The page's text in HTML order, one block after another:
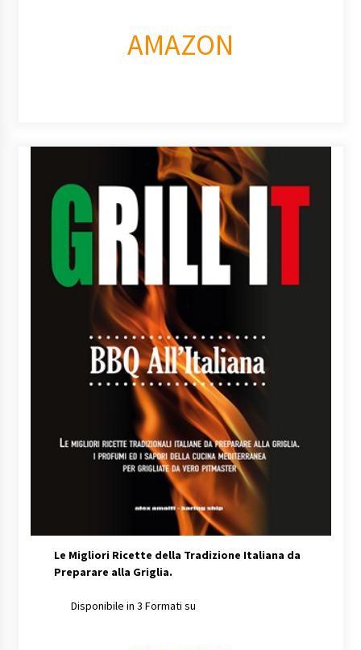
AMAZON
Le Migliori Ricette della Tradizione Italiana da
Preparare alla Griglia.
Disponibile in 3 Formati su